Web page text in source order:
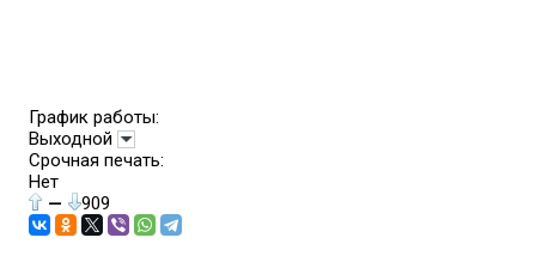
График работы:
Выходной
Срочная печать:
Нет
—
909